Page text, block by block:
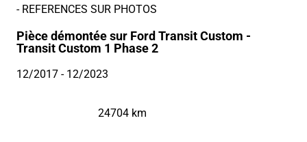
- REFERENCES SUR PHOTOS
Pièce démontée sur Ford Transit Custom -
Transit Custom 1 Phase 2
12/2017- 12/2023
24704 km